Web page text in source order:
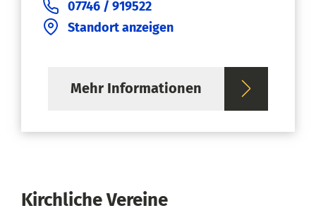
07746 / 919522
Standort anzeigen
Mehr Informationen
Kirchliche Vereine